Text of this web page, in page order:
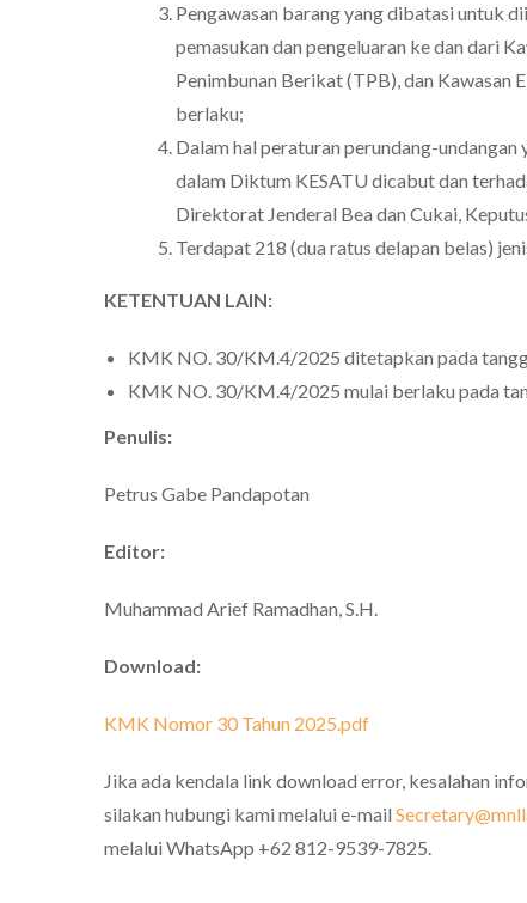
Pengawasan barang yang dibatasi untuk
pemasukan dan pengeluaran ke dan dari
Penimbunan Berikat (TPB), dan Kawasan
berlaku;
Dalam hal peraturan perundang-
dalam Diktum KESATU dicabut dan
Direktorat Jenderal Bea dan Cukai,
Terdapat 218 (dua ratus delapan belas)
KETENTUAN LAIN:
KMK NO. 30/KM.4/2025 ditetapkan pada
KMK NO. 30/KM.4/2025 mulai berlaku pada
Penulis:
Petrus Gabe Pandapotan
Editor:
Muhammad Arief Ramadhan, S.H.
Download:
KMK Nomor 30 Tahun 2025.pdf
Jika ada kendala link download error, kesalahan
silakan hubungi kami melalui e-mail
melalui WhatsApp +62 812-9539-7825.